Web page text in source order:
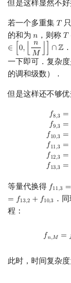
但是这样显然不好
若一个多重集 𝑇
T
的和为 𝑛
n ，则称 𝑇
T
∈ [0,
𝑛
𝑀
∩ℤ
一下即可．复杂
的调和级数）．
但是这样还不够
𝑓8,3 =
𝑓9,3 =
𝑓10,3 =
𝑓11,3 =
𝑓12,3 =
𝑓13,3 =
2+ f2 ,2
等量代换得 𝑓11,3 =
f11,3 =f
= 𝑓13,2 + 𝑓10,3 ．
程：
𝑓𝑛,𝑀 =
f
此时，时间复杂